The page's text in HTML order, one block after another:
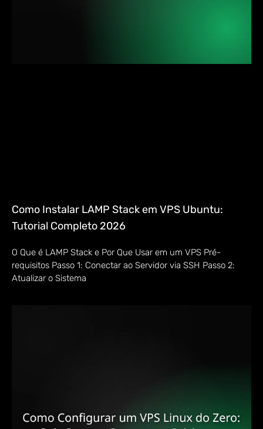
Como Instalar LAMP Stack em VPS Ubuntu:
Tutorial Completo 2026
O Que é LAMP Stack e Por Que Usar em um VPS Pré-
requisitos Passo 1: Conectar ao Servidor via SSH Passo 2:
Atualizar o Sistema